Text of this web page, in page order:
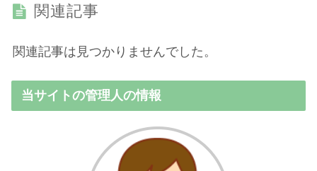
関連記事
関連記事は見つかりませんでした。
当サイトの管理人の情報